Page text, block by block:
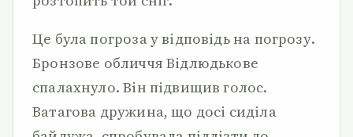
Це була погроза у відповідь на погрозу.
Бронзове обличчя Відлюдькове
спалахнуло. Він підвищив голос.
Ватагова дружина, що досі сиділа